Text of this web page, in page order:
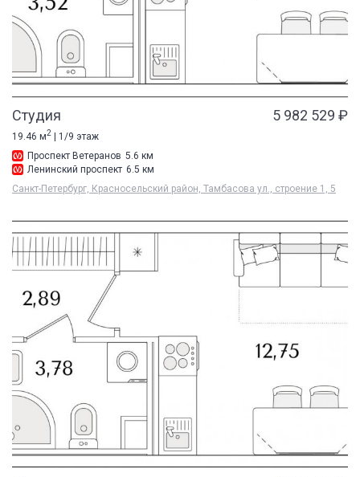
Студия 5 982 529 ₽
19.46 м2 | 1/9 этаж
Проспект Ветеранов 5.6 км
Ленинский проспект 6.5 км
Санкт-Петербург, Красносельский район, Тамбасова ул., строение 1, 5